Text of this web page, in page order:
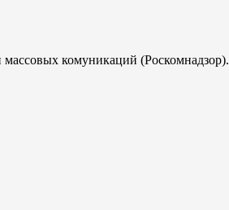
комуникаций (Роскомнадзор).